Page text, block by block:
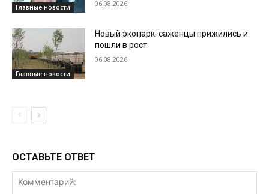
Главные новости 06.08.2026
Главные новости
Новый экопарк: саженцы прижились и
пошли в рост
06.08.2026
ОСТАВЬТЕ ОТВЕТ